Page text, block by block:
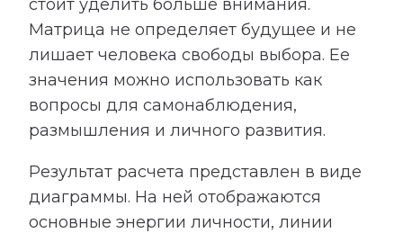
стоит уделить больше внимания.
Матрица не определяет будущее и не
лишает человека свободы выбора. Ее
значения можно использовать как
вопросы для самонаблюдения,
размышления и личного развития.
Результат расчета представлен в виде
диаграммы. На ней отображаются
основные энергии личности, линии